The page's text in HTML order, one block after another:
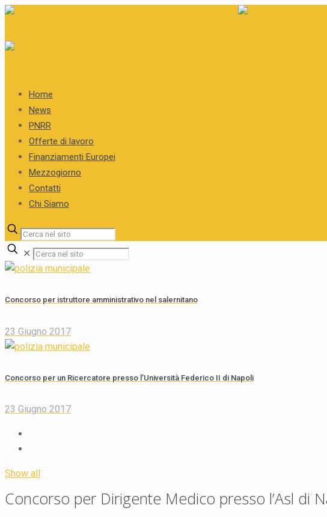
Home
News
PNRR
Offerte di lavoro
Finanziamenti Europei
Mezzogiorno
Contatti
Chi Siamo
✕
Concorso per istruttore amministrativo nel salernitano
23 Giugno 2017
Concorso per un Ricercatore presso l’Università Federico II di Napoli
23 Giugno 2017
Show all
Concorso per Dirigente Medico presso l’Asl di